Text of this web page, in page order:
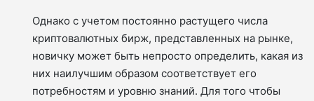
Однако с учетом постоянно растущего числа
криптовалютных бирж, представленных на рынке,
новичку может быть непросто определить, какая из
них наилучшим образом соответствует его
потребностям и уровню знаний. Для того чтобы